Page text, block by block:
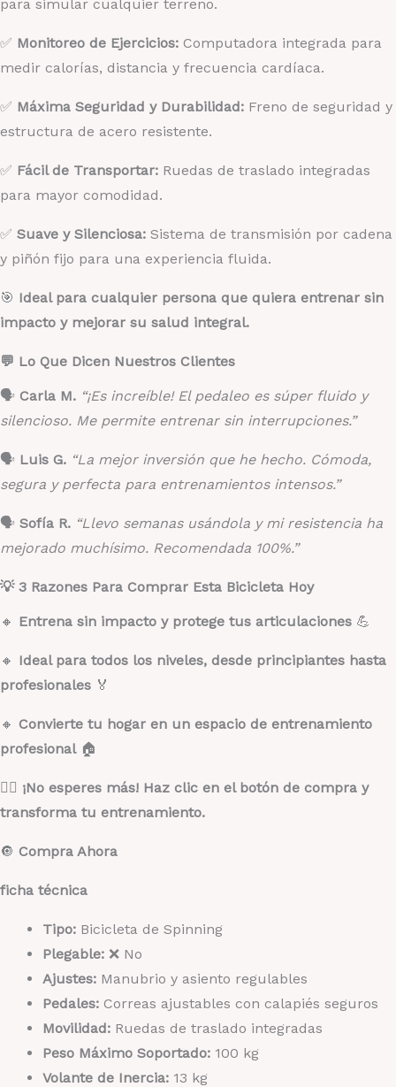
para simular cualquier terreno.
✅ Monitoreo de Ejercicios: Computadora integrada para
medir calorías, distancia y frecuencia cardíaca.
✅ Máxima Seguridad y Durabilidad: Freno de seguridad y
estructura de acero resistente.
✅ Fácil de Transportar: Ruedas de traslado integradas
para mayor comodidad.
✅ Suave y Silenciosa: Sistema de transmisión por cadena
y piñón fijo para una experiencia fluida.
🎯 Ideal para cualquier persona que quiera entrenar sin
impacto y mejorar su salud integral.
💬 Lo Que Dicen Nuestros Clientes
🗣️ Carla M. “¡Es increíble! El pedaleo es súper fluido y
silencioso. Me permite entrenar sin interrupciones.”
🗣️ Luis G. “La mejor inversión que he hecho. Cómoda,
segura y perfecta para entrenamientos intensos.”
🗣️ Sofía R. “Llevo semanas usándola y mi resistencia ha
mejorado muchísimo. Recomendada 100%.”
💡 3 Razones Para Comprar Esta Bicicleta Hoy
🔸 Entrena sin impacto y protege tus articulaciones 💪
🔸 Ideal para todos los niveles, desde principiantes hasta
profesionales 🏅
🔸 Convierte tu hogar en un espacio de entrenamiento
profesional🏠
🚴‍♂️ ¡No esperes más! Haz clic en el botón de compra y
transforma tu entrenamiento.
🔘 Compra Ahora
ficha técnica
Tipo: Bicicleta de Spinning
Plegable: ❌ No
Ajustes: Manubrio y asiento regulables
Pedales: Correas ajustables con calapiés seguros
Movilidad: Ruedas de traslado integradas
Peso Máximo Soportado: 100 kg
Volante de Inercia: 13 kg